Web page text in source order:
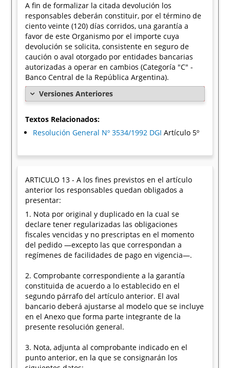
A fin de formalizar la citada devolución los
responsables deberán constituir, por el término de
ciento veinte (120) días corridos, una garantía a
favor de este Organismo por el importe cuya
devolución se solicita, consistente en seguro de
caución o aval otorgado por entidades bancarias
autorizadas a operar en cambios (Categoría "C" -
Banco Central de la República Argentina).
Versiones Anteriores
Textos Relacionados:
Resolución General Nº 3534/1992 DGI Artículo 5º
ARTICULO 13 - A los fines previstos en el artículo
anterior los responsables quedan obligados a
presentar:
1. Nota por original y duplicado en la cual se
declare tener regularizadas las obligaciones
fiscales vencidas y no prescriptas en el momento
del pedido —excepto las que correspondan a
regímenes de facilidades de pago en vigencia—.
2. Comprobante correspondiente a la garantía
constituida de acuerdo a lo establecido en el
segundo párrafo del artículo anterior. El aval
bancario deberá ajustarse al modelo que se incluye
en el Anexo que forma parte integrante de la
presente resolución general.
3. Nota, adjunta al comprobante indicado en el
punto anterior, en la que se consignarán los